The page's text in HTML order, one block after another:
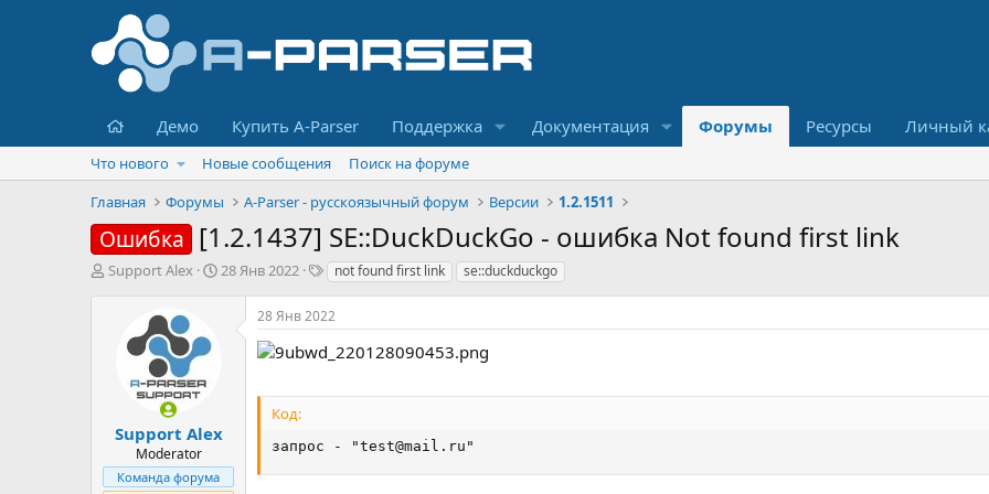
Главная
Демо Купить A-Parser Поддержка Документация Форумы Ресурсы Личный
Что нового Новые сообщения
Поиск на форуме
Главная
Форумы A-Parser - русскоязычный форум Версии 1.2.1511
Ошибка [1.2.1437] SE::DuckDuckGo - ошибка Not found first link
А
ы
Support Alex
Д
л
28 Янв 2022
Т
г
и
not found first link se::duckduckgo
Support Alex
Moderator
Команда форума
28 Янв 2022
Код:
запрос - "test@mail.ru "